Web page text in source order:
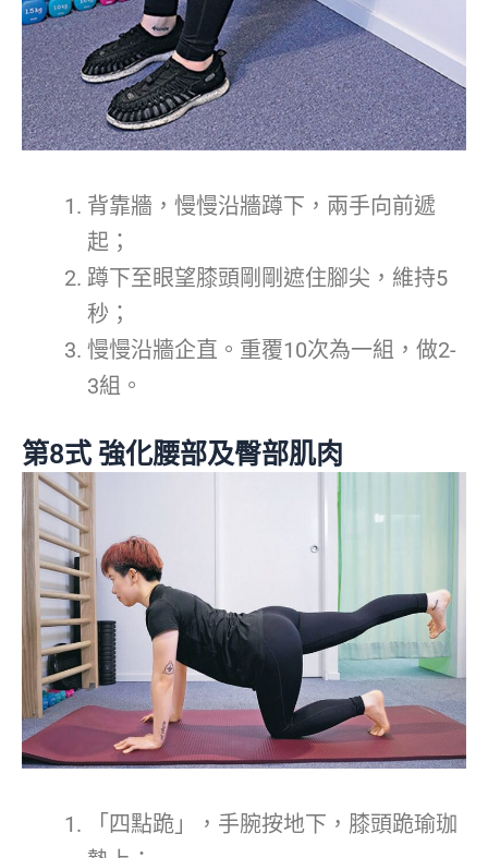
背靠牆，慢慢沿牆蹲下，兩手向前遞
起；
蹲下至眼望膝頭剛剛遮住腳尖，維持5
秒；
慢慢沿牆企直。重覆10次為一組，做2-
3組。
第8式 強化腰部及臀部肌肉
「四點跪」，手腕按地下，膝頭跪瑜珈